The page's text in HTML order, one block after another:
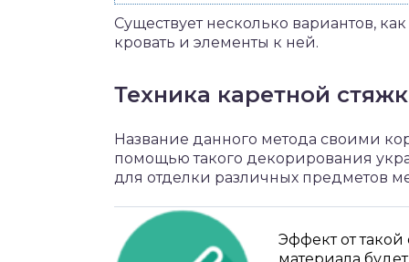
Существует несколько вариантов,
кровать и элементы к ней.
Техника каретной
Название данного метода своими
помощью такого декорирования
для отделки различных предметов
Эффект от такой